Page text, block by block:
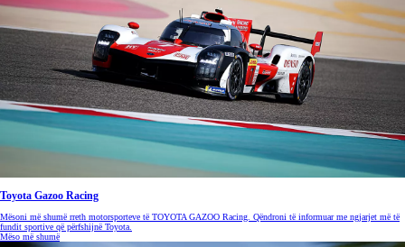
Toyota Gazoo Racing
Mësoni më shumë rreth motorsporteve të TOYOTA GAZOO Racing. Qëndroni të informuar me ngjarjet më të
fundit sportive që përfshijnë Toyota.
Mëso më shumë